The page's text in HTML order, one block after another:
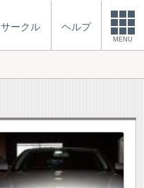
サークル ヘルプ
MENU